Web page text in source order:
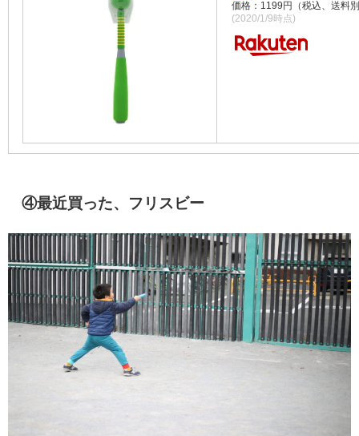
価格：1199円（税込、送料
(2020/1/9時点)
④最近買った、フリスビー